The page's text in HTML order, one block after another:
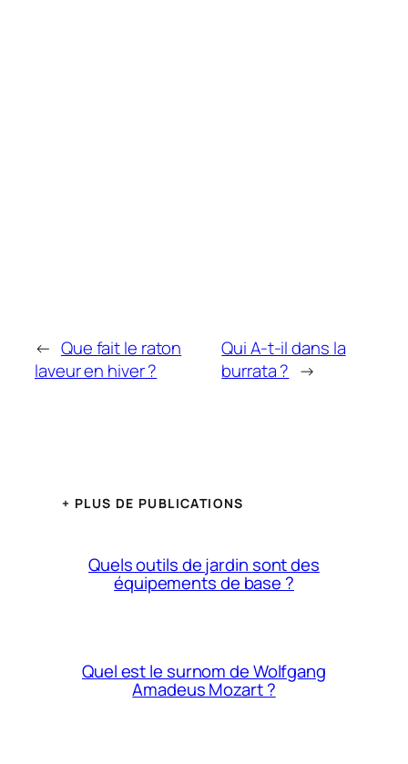
← Que fait le raton
laveur en hiver ?
Qui A-t-il dans la
burrata ? →
+ PLUS DE PUBLICATIONS
Quels outils de jardin sont des
équipements de base ?
Quel est le surnom de Wolfgang
Amadeus Mozart ?